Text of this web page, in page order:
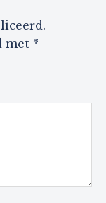
met *